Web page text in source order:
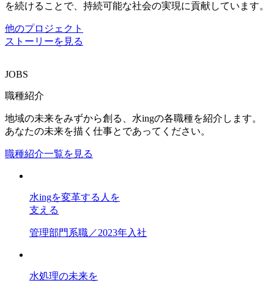
を続けることで、持続可能な社会の実現に貢献しています。
他のプロジェクト
ストーリーを見る
JOBS
職種紹介
地域の未来をみずから創る、水ingの各職種を紹介します。
あなたの未来を描く仕事とであってください。
職種紹介一覧を見る
水ingを変革する人を
支える
管理部門系職／2023年入社
水処理の未来を